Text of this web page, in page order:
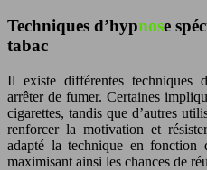
Techniques d’hypnose
tabac
Il existe différentes techniques
arrêter de fumer. Certaines
cigarettes, tandis que d’autres
renforcer la motivation et
adapté la technique en fonction
maximisant ainsi les chances de